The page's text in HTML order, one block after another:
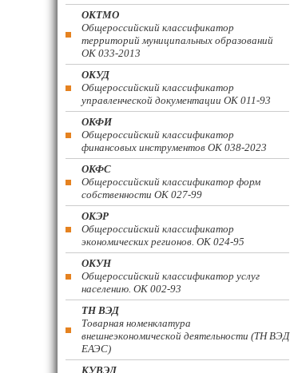
ОКТМО
Общероссийский классификатор
территорий муниципальных образований
ОК 033-2013
ОКУД
Общероссийский классификатор
управленческой документации ОК 011-93
ОКФИ
Общероссийский классификатор
финансовых инструментов OK 038-2023
ОКФС
Общероссийский классификатор форм
собственности ОК 027-99
ОКЭР
Общероссийский классификатор
экономических регионов. ОК 024-95
ОКУН
Общероссийский классификатор услуг
населению. ОК 002-93
ТН ВЭД
Товарная номенклатура
внешнеэкономической деятельности (ТН ВЭД
ЕАЭС)
КУВЭД